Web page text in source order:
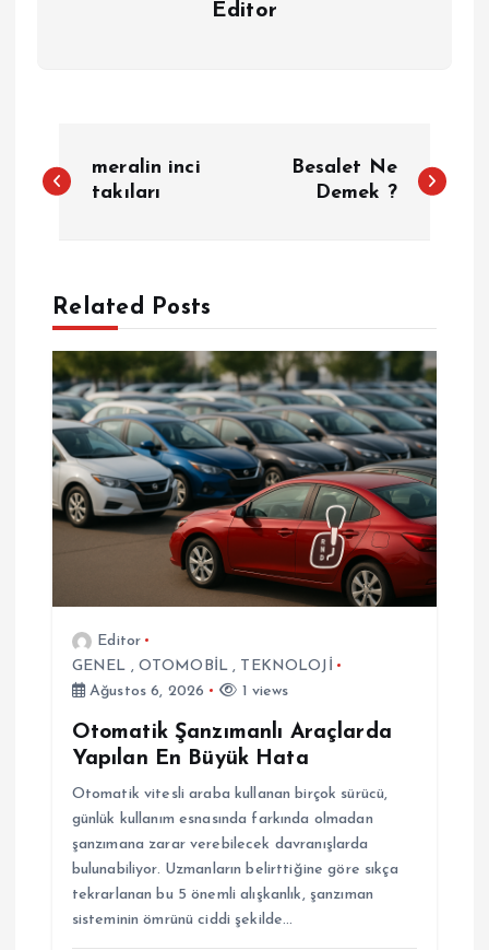
Editor
a
g
e
z
m
meralin inci
takıları
Besalet Ne
Demek ?
Related Posts
Editor
GENEL , OTOMOBİL , TEKNOLOJİ
Ağustos 6, 2026
1 views
Otomatik Şanzımanlı Araçlarda
Yapılan En Büyük Hata
Otomatik vitesli araba kullanan birçok sürücü,
günlük kullanım esnasında farkında olmadan
şanzımana zarar verebilecek davranışlarda
bulunabiliyor. Uzmanların belirttiğine göre sıkça
tekrarlanan bu 5 önemli alışkanlık, şanzıman
sisteminin ömrünü ciddi şekilde…